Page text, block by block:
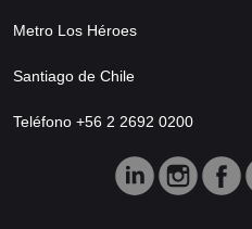
Metro Los Héroes
Santiago de Chile
Teléfono +56 2 2692 0200